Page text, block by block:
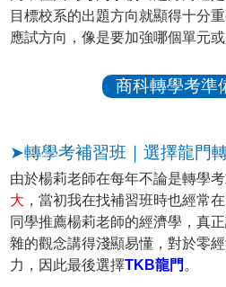
目標校系的出題方向就顯得十分
應試方向，像是要加強哪個單元或
商科轉學考準
➤轉學考補習班｜選擇龍門
由於楊莉老師在每年不論是轉學
大 ，當初我在找補習班時也經常
同學推薦楊莉老師的經濟學，真
雜的觀念講得淺顯易懂，對於零
力，因此最後選擇TKB龍門 。